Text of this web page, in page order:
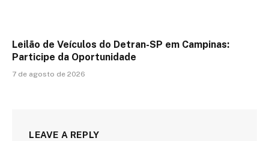
Leilão de Veículos do Detran-SP em Campinas:
Participe da Oportunidade
7 de agosto de 2026
LEAVE A REPLY